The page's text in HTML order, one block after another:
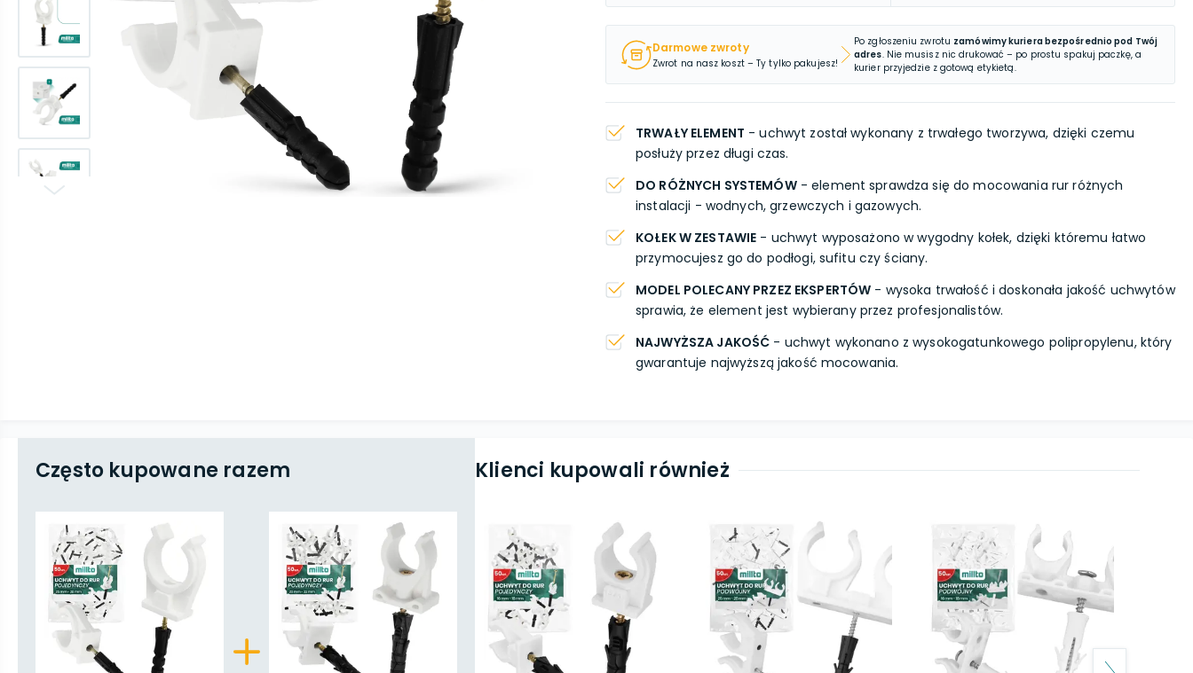
Darmowe zwroty
Zwrot na nasz koszt – Ty tylko pakujesz!
Po zgłoszeniu zwrotu zamówimy kuriera bezpośrednio pod Twój
adres. Nie musisz nic drukować – po prostu spakuj paczkę, a
kurier przyjedzie z gotową etykietą.
TRWAŁY ELEMENT - uchwyt został wykonany z trwałego tworzywa, dzięki czemu
posłuży przez długi czas.
DO RÓŻNYCH SYSTEMÓW- element sprawdza się do mocowania rur różnych
instalacji - wodnych, grzewczych i gazowych.
KOŁEK W ZESTAWIE - uchwyt wyposażono w wygodny kołek, dzięki któremu łatwo
przymocujesz go do podłogi, sufitu czy ściany.
MODEL POLECANY PRZEZ EKSPERTÓW - wysoka trwałość i doskonała jakość uchwytów
sprawia, że element jest wybierany przez profesjonalistów.
NAJWYŻSZA JAKOŚĆ - uchwyt wykonano z wysokogatunkowego polipropylenu, który
gwarantuje najwyższą jakość mocowania.
Często kupowane razem Klienci kupowali również